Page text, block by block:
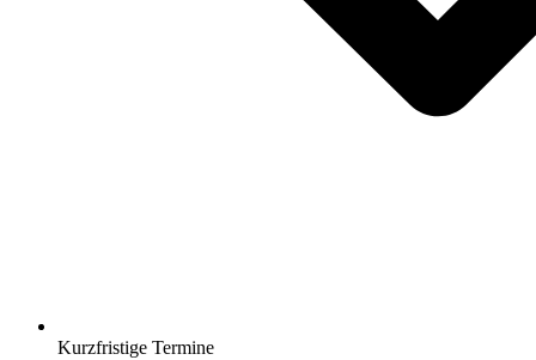
Kurzfristige Termine